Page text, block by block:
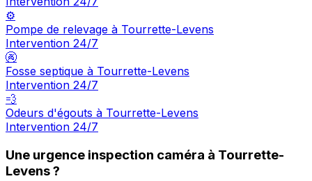
⚙️
Pompe de relevage à Tourrette-Levens
Intervention 24/7
🚱
Fosse septique à Tourrette-Levens
Intervention 24/7
💨
Odeurs d'égouts à Tourrette-Levens
Intervention 24/7
Une urgence inspection caméra à Tourrette-
Levens ?